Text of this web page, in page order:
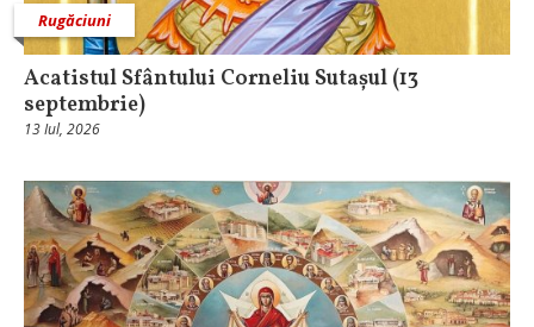
Rugăciuni
Acatistul Sfântului Corneliu Sutașul (13
septembrie)
13 Iul, 2026